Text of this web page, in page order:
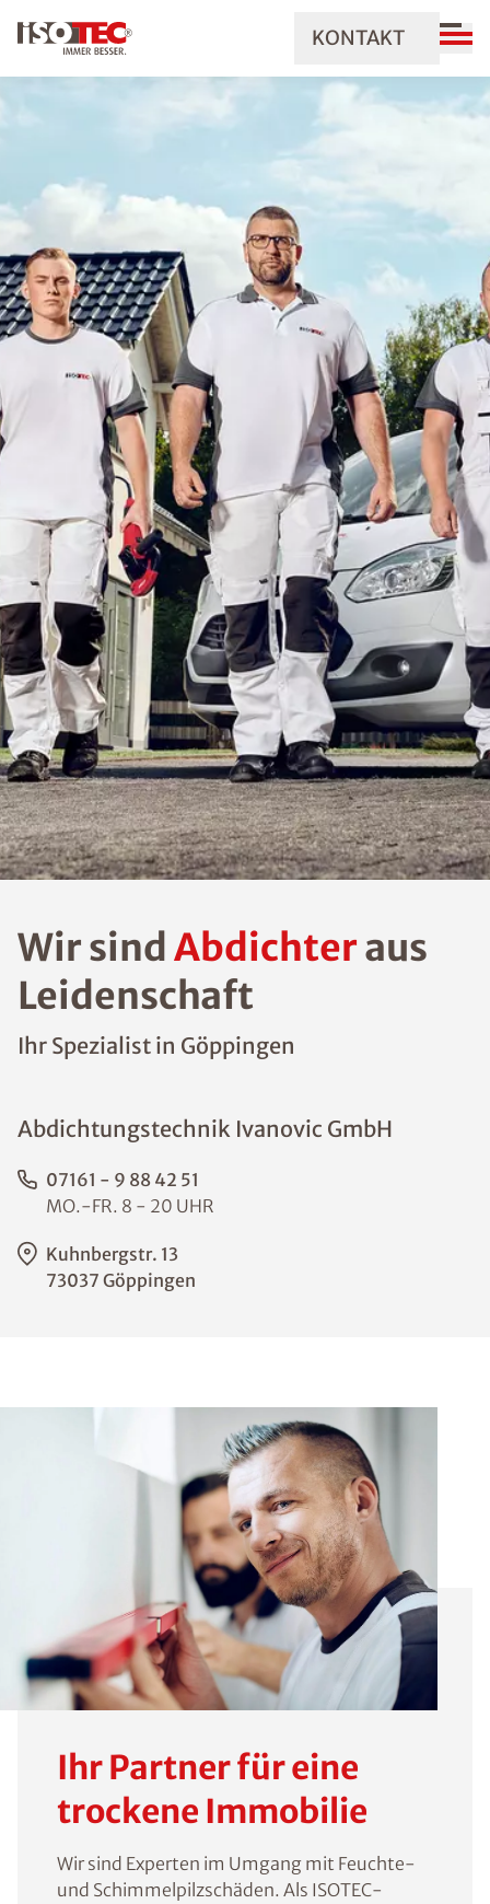
KONTAKT
Wir sind Abdichteraus
Leidenschaft
Ihr Spezialist in Göppingen
Abdichtungstechnik Ivanovic GmbH
07161 - 9 88 42 51
MO.-FR. 8 - 20 UHR
Kuhnbergstr. 13
73037 Göppingen
Ihr Partner für eine
trockene Immobilie
Wir sind Experten im Umgang mit Feuchte-
und Schimmelpilzschäden. Als ISOTEC-